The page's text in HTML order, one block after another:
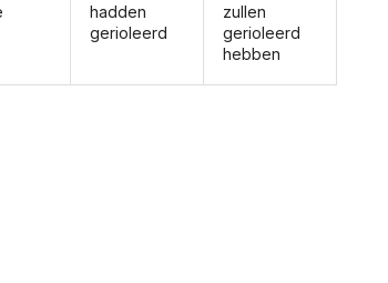
hadden
gerioleerd
zullen
gerioleerd
hebben